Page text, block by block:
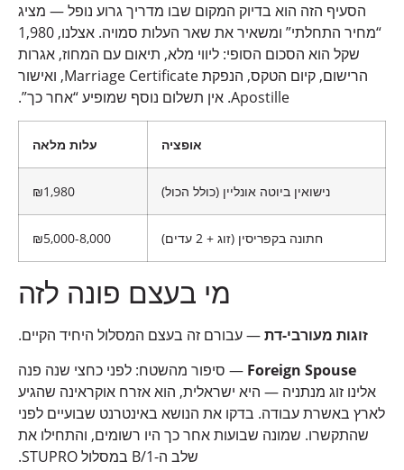
הסעיף הזה הוא בדיוק המקום שבו מדריך גרוע נופל — מציג
“מחיר התחלתי” ומשאיר את שאר העלות סמויה. אצלנו, 1,980
שקל הוא הסכום הסופי: ליווי מלא, תיאום עם המחוז, אגרות
הרישום, קיום הטקס, הנפקת Marriage Certificate, ואישור
Apostille. אין תשלום נוסף שמופיע “אחר כך”.
אופציה עלות מלאה
נישואין ביוטה אונליין (כולל הכול) ₪1,980
חתונה בקפריסין (זוג + 2 עדים) ₪5,000-8,000
מי בעצם פונה לזה
זוגות מעורבי-דת— עבורם זה בעצם המסלול היחיד הקיים.
Foreign Spouse — סיפור מהשטח: לפני כחצי שנה פנה
אלינו זוג מנתניה — היא ישראלית, הוא אזרח אוקראינה שהגיע
לארץ באשרת עבודה. בדקו את הנושא באינטרנט שבועיים לפני
שהתקשרו. שמונה שבועות אחר כך היו רשומים, והתחילו את
שלב ה-B/1 במסלול STUPRO.